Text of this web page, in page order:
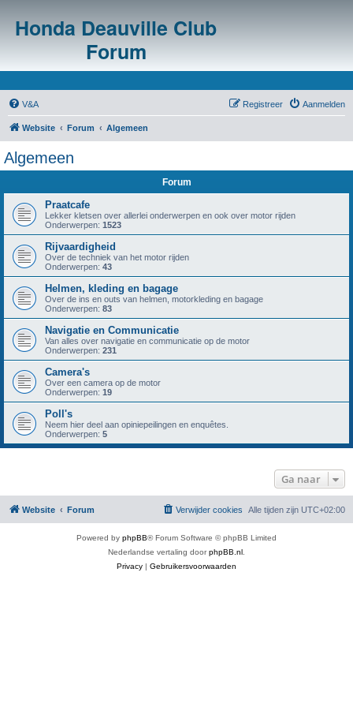
Honda Deauville Club
Forum
V&A Aanmelden
Registreer
Website Forum Algemeen
Algemeen
Forum
Praatcafe
Lekker kletsen over allerlei onderwerpen en ook over motor rijden
Onderwerpen: 1523
Rijvaardigheid
Over de techniek van het motor rijden
Onderwerpen: 43
Helmen, kleding en bagage
Over de ins en outs van helmen, motorkleding en bagage
Onderwerpen: 83
Navigatie en Communicatie
Van alles over navigatie en communicatie op de motor
Onderwerpen: 231
Camera's
Over een camera op de motor
Onderwerpen: 19
Poll's
Neem hier deel aan opiniepeilingen en enquêtes.
Onderwerpen: 5
Ga naar
Website Forum Alle tijden zijn UTC+02:00
Verwijder cookies
Powered by phpBB® Forum Software © phpBB Limited
Nederlandse vertaling doorphpBB.nl
Privacy | Gebruikersvoorwaarden